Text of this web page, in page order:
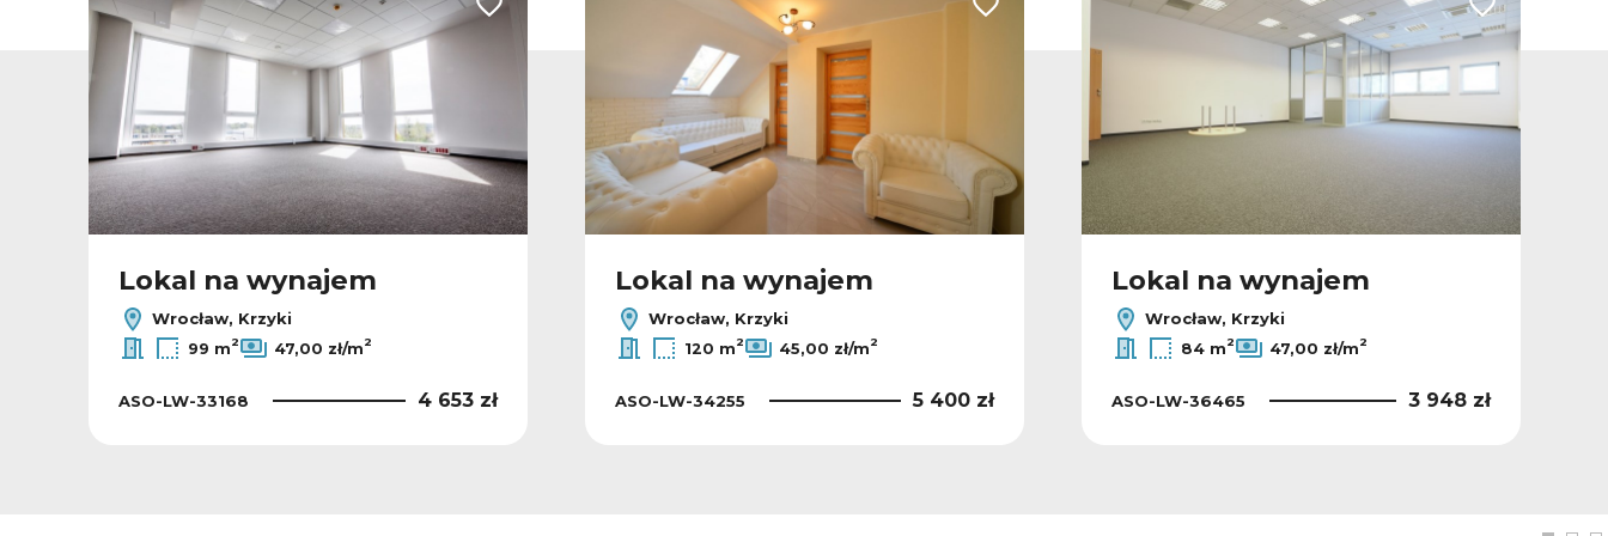
do ulubionych Dodaj do ulubionych
Lokal na wynajem
Wrocław, Krzyki
99 m2 47,00 zł/m2
ASO-LW-33168 4 653 zł
Dodaj do ulubionych
Lokal na wynajem
Wrocław, Krzyki
120 m2 45,00 zł/m2
ASO-LW-34255 5 400 zł
Dodaj do
Lokal na wynajem
Wrocław, Krzyki
84 m2 47,00 zł/m2
ASO-LW-36465 3 948 zł